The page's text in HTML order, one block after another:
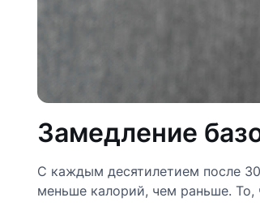
Замедление
С каждым десятилетием после
меньше калорий, чем раньше. То,